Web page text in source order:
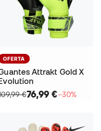
OFERTA
Attrakt Gold X
€76,99 €−30%